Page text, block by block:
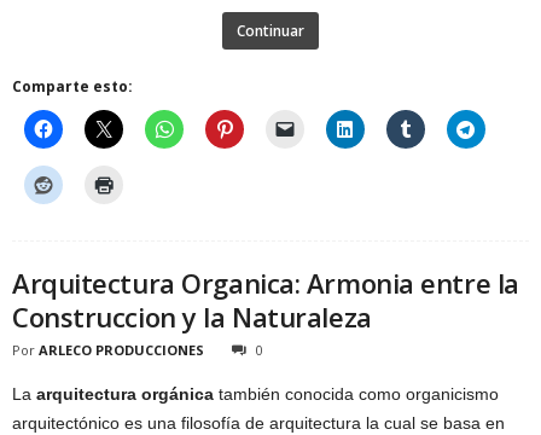
Continuar
Comparte esto:
Arquitectura Organica: Armonia entre la
Construccion y la Naturaleza
Por ARLECO PRODUCCIONES 0
La arquitectura orgánica también conocida como organicismo
arquitectónico es una filosofía de arquitectura la cual se basa en